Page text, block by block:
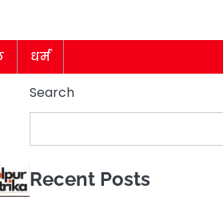
धर्म
Search
Recent Posts